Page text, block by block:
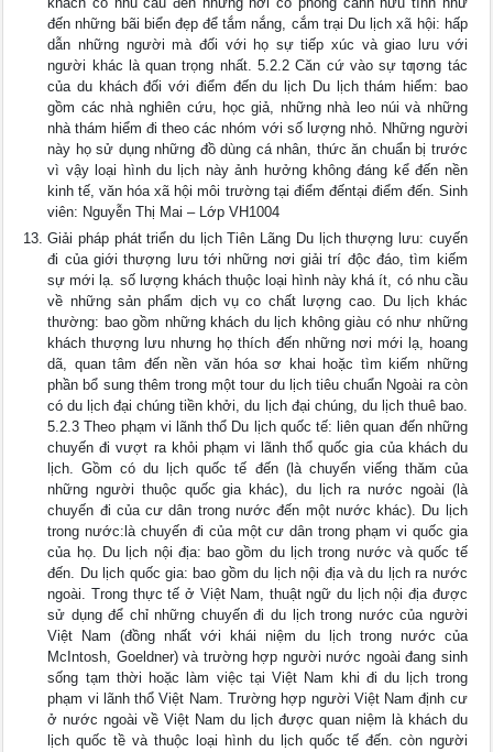
đến những bãi biển đẹp để tắm nắng, cắm trại Du lịch xã hội: hấp
dẫn những người mà đối với họ sự tiếp xúc và giao lưu với
người khác là quan trọng nhất. 5.2.2 Căn cứ vào sự tƣơng tác
của du khách đối với điểm đến du lịch Du lịch thám hiểm: bao
gồm các nhà nghiên cứu, học giả, những nhà leo núi và những
nhà thám hiểm đi theo các nhóm với số lượng nhỏ. Những người
này họ sử dụng những đồ dùng cá nhân, thức ăn chuẩn bị trước
vì vậy loại hình du lịch này ảnh hưởng không đáng kể đến nền
kinh tế, văn hóa xã hội môi trường tại điểm đếntại điểm đến. Sinh
viên: Nguyễn Thị Mai – Lớp VH1004
Giải pháp phát triển du lịch Tiên Lãng Du lịch thượng lưu: cuyến
đi của giới thượng lưu tới những nơi giải trí độc đáo, tìm kiếm
sự mới lạ. số lượng khách thuộc loại hình này khá ít, có nhu cầu
về những sản phẩm dịch vụ co chất lượng cao. Du lịch khác
thường: bao gồm những khách du lịch không giàu có như những
khách thượng lưu nhưng họ thích đến những nơi mới lạ, hoang
dã, quan tâm đến nền văn hóa sơ khai hoặc tìm kiếm những
phần bổ sung thêm trong một tour du lịch tiêu chuẩn Ngoài ra còn
có du lịch đại chúng tiền khởi, du lịch đại chúng, du lịch thuê bao.
5.2.3 Theo phạm vi lãnh thổ Du lịch quốc tế: liên quan đến những
chuyến đi vượt ra khỏi phạm vi lãnh thổ quốc gia của khách du
lịch. Gồm có du lịch quốc tế đến (là chuyến viếng thăm của
những người thuộc quốc gia khác), du lịch ra nước ngoài (là
chuyến đi của cư dân trong nước đến một nước khác). Du lịch
trong nước:là chuyến đi của một cư dân trong phạm vi quốc gia
của họ. Du lịch nội địa: bao gồm du lịch trong nước và quốc tế
đến. Du lịch quốc gia: bao gồm du lịch nội địa và du lịch ra nước
ngoài. Trong thực tế ở Việt Nam, thuật ngữ du lịch nội địa được
sử dụng để chỉ những chuyến đi du lịch trong nước của người
Việt Nam (đồng nhất với khái niệm du lịch trong nước của
McIntosh, Goeldner) và trường hợp người nước ngoài đang sinh
sống tạm thời hoặc làm việc tại Việt Nam khi đi du lịch trong
phạm vi lãnh thổ Việt Nam. Trường hợp người Việt Nam định cư
ở nước ngoài về Việt Nam du lịch được quan niệm là khách du
lịch quốc tề và thuộc loại hình du lịch quốc tế đến. còn người